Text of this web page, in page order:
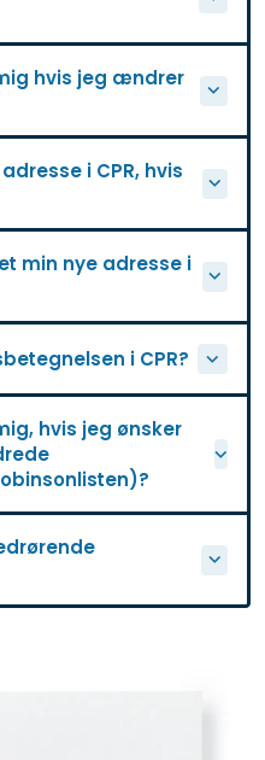
hvis jeg ændrer
i CPR, hvis
min nye adresse i
i CPR?
hvis jeg ønsker